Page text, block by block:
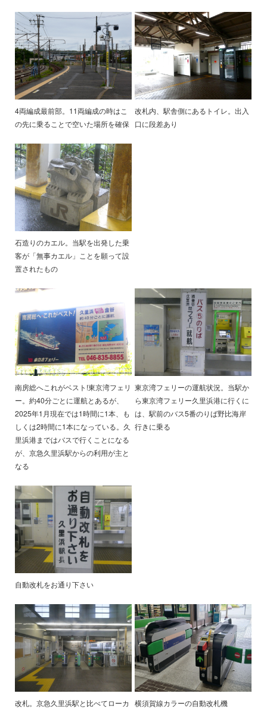
4両編成最前部。11両編成の時はこ
の先に乗ることで空いた場所を確保
改札内、駅舎側にあるトイレ。出入
口に段差あり
石造りのカエル。当駅を出発した乗
客が「無事カエル」ことを願って設
置されたもの
南房総へこれがベスト!東京湾フェリ
ー。約40分ごとに運航とあるが、
2025年1月現在では1時間に1本、も
しくは2時間に1本になっている。久
里浜港まではバスで行くことになる
が、京急久里浜駅からの利用が主と
なる
東京湾フェリーの運航状況。当駅か
ら東京湾フェリー久里浜港に行くに
は、駅前のバス5番のりば野比海岸
行きに乗る
自動改札をお通り下さい
改札。京急久里浜駅と比べてローカ
横須賀線カラーの自動改札機